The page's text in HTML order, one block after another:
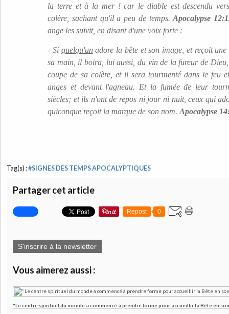
la terre et à la mer ! car le diable est descendu
colère, sachant qu'il a peu de temps.Apocalypse
ange les suivit, en disant d'une voix forte :
- Si quelqu'unadore la bête et son image, et reçoit
sa main, il boira, lui aussi, du vin de la fureur de Dieu,
coupe de sa colère, et il sera tourmenté dans le feu
anges et devant l'agneau. Et la fumée de leur
siècles; et ils n'ont de repos ni jour ni nuit, ceux qui
quiconque reçoit la marque de son nom. Apocalypse
Tag(s) :#SIGNES DES TEMPS APOCALYPTIQUES
Partager cet article
Repost 0
S'inscrire à la newsletter
Vous aimerez aussi :
"Le centre spirituel du monde a commencé à prendre forme pour accueillir la Bête en